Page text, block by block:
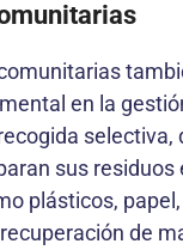
en la
selectiva,
sus residuos
plásticos,
de